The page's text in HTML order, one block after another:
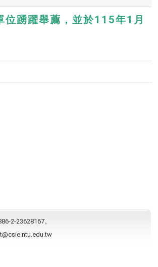
位踴躍舉薦，並於115年1月
2-23628167。